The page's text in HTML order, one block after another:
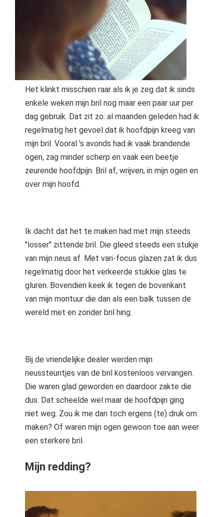
Het klinkt misschien raar als ik je zeg dat ik sinds
enkele weken mijn bril nog maar een paar uur per
dag gebruik. Dat zit zo: al maanden geleden had ik
regelmatig het gevoel dat ik hoofdpijn kreeg van
mijn bril. Vooral 's avonds had ik vaak brandende
ogen, zag minder scherp en vaak een beetje
zeurende hoofdpijn. Bril af, wrijven, in mijn ogen en
over mijn hoofd.
Ik dacht dat het te maken had met mijn steeds
"losser" zittende bril. Die gleed steeds een stukje
van mijn neus af. Met vari-focus glazen zat ik dus
regelmatig door het verkeerde stukkie glas te
gluren. Bovendien keek ik tegen de bovenkant
van mijn montuur die dan als een balk tussen de
wereld met en zonder bril hing.
Bij de vriendelijke dealer werden mijn
neussteuntjes van de bril kostenloos vervangen.
Die waren glad geworden en daardoor zakte die
dus. Dat scheelde wel maar de hoofdpijn ging
niet weg. Zou ik me dan toch ergens (te) druk om
maken? Of waren mijn ogen gewoon toe aan weer
een sterkere bril.
Mijn redding?